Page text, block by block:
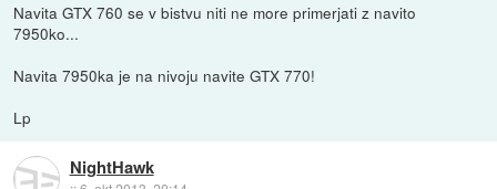
Navita GTX 760 se v bistvu niti ne more primerjati z navito
7950ko...
Navita 7950ka je na nivoju navite GTX 770!
Lp
NightHawk